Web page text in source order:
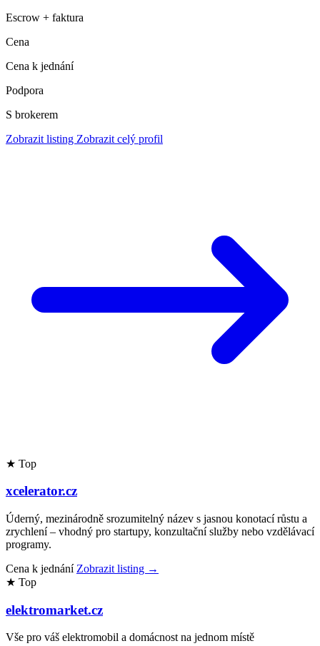
Escrow + faktura
Cena
Cena k jednání
Podpora
S brokerem
Zobrazit listing Zobrazit celý profil
★ Top
xcelerator.cz
Úderný, mezinárodně srozumitelný název s jasnou konotací růstu a
zrychlení – vhodný pro startupy, konzultační služby nebo vzdělávací
programy.
Cena k jednání Zobrazit listing →
★ Top
elektromarket.cz
Vše pro váš elektromobil a domácnost na jednom místě